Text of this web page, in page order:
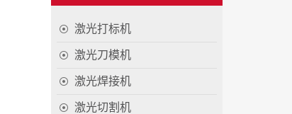
激光打标机
激光刀模机
激光焊接机
激光切割机